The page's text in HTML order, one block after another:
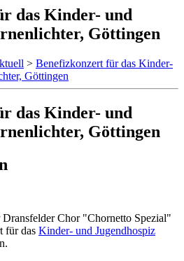
das Kinder- und
Göttingen
> Benefizkonzert für das Kinder-
Göttingen
das Kinder- und
Göttingen
Chor "Chornetto Spezial"
für das Kinder- und Jugendhospiz